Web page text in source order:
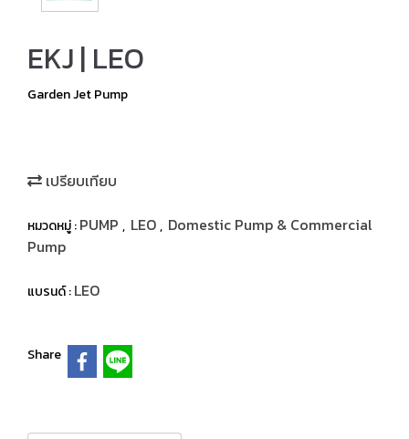
EKJ | LEO
Garden Jet Pump
เปรียบเทียบ
หมวดหมู่ :PUMP , LEO, Domestic Pump & Commercial
Pump
แบรนด์ :LEO
Share